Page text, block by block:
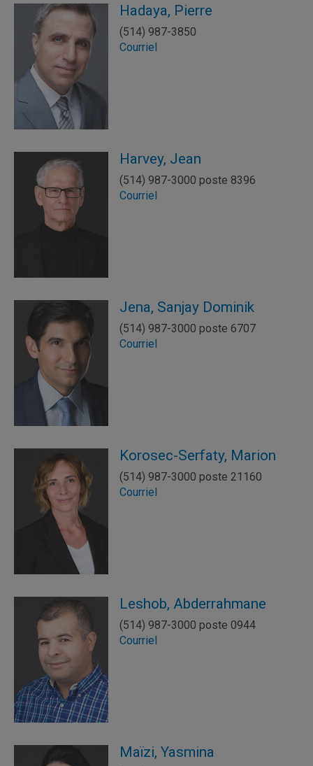
Hadaya, Pierre
(514) 987-3850
Courriel
Harvey, Jean
(514) 987-3000 poste 8396
Courriel
Jena, Sanjay Dominik
(514) 987-3000 poste 6707
Courriel
Korosec-Serfaty, Marion
(514) 987-3000 poste 21160
Courriel
Leshob, Abderrahmane
(514) 987-3000 poste 0944
Courriel
Maïzi, Yasmina